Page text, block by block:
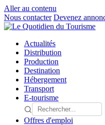
Aller au contenu
Nous contacter Devenez
Actualités
Distribution
Production
Destination
Hébergement
Transport
E-tourisme
Offres d'emploi